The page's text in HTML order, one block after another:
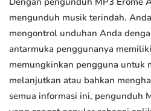
mengunduh musik terindah.
mengontrol unduhan Anda
antarmuka penggunanya
memungkinkan pengguna untuk
melanjutkan atau bahkan
semua informasi ini, pengunduh